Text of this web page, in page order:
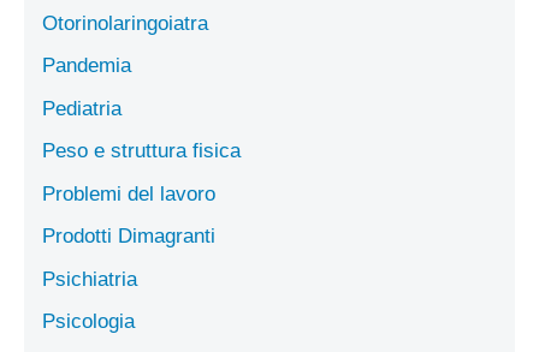
Otorinolaringoiatra
Pandemia
Pediatria
Peso e struttura fisica
Problemi del lavoro
Prodotti Dimagranti
Psichiatria
Psicologia